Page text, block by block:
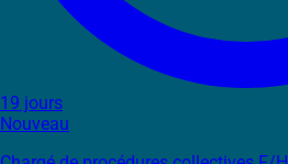
19 jours
Nouveau